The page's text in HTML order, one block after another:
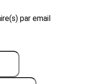
par email